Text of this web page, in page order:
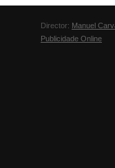
Director: Manuel
Publicidade Online